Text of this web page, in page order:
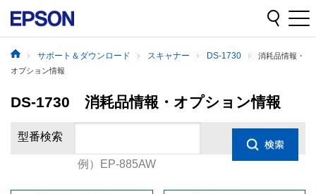
サポート＆ダウンロード スキャナー DS-1730
消耗品情報・
オプション情報
DS-1730 消耗品情報・オプション情報
型番検索
例）EP-885AW